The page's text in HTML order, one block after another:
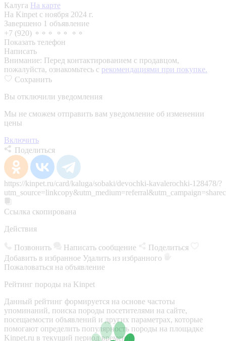
Калуга На карте
На Kinpet c ноября 2024 г.
Завершено 1 объявление
+7 (920) ⚬⚬⚬ ⚬⚬ ⚬⚬
Показать телефон
Написать
Внимание: Перед контактированием с продавцом,
пожалуйста, ознакомьтесь с рекомендациями при покупке.
Сохранить
Вы отключили уведомления
Мы не сможем отправить вам уведомление об изменении
цены
Включить
Поделиться
https://kinpet.ru/card/kaluga/sobaki/devochki-kavalerochki-128478/?
Ссылка скопирована
Действия
Позвонить Написать сообщение
Поделиться
Добавить в избранное Удалить из избранного
Пожаловаться на объявление
Рейтинг породы на Kinpet
Данный рейтинг формируется на основе частоты
упоминаний, поиска породы посетителями на сайте,
посещаемости объявлений и других параметрах, которые
помогают определить популярность породы на площадке
Kinpet.ru в текущий период времени.